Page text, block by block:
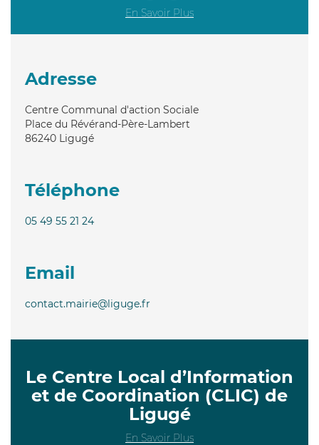
En Savoir Plus
Adresse
Centre Communal d'action Sociale
Place du Révérand-Père-Lambert
86240 Ligugé
Téléphone
05 49 55 21 24
Email
contact.mairie@liguge.fr
Le Centre Local d’Information
et de Coordination (CLIC) de
Ligugé
En Savoir Plus